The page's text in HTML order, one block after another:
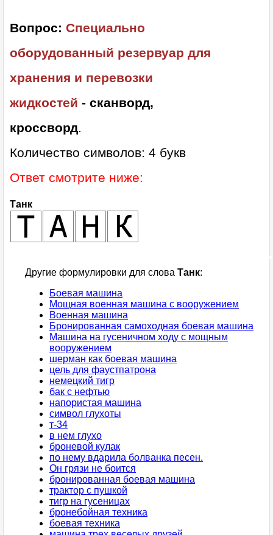
Вопрос: Специально
оборудованный резервуар для
хранения и перевозки
жидкостей - сканворд,
кроссворд.
Количество символов: 4 букв
Ответ смотрите ниже:
Танк
Другие формулировки для слова Танк:
Боевая машина
Мощная военная машина с вооружением
Военная машина
Бронированная самоходная боевая машина
Машина на гусеничном ходу с мощным
вооружением
шерман как боевая машина
цель для фаустпатрона
немецкий тигр
бак с нефтью
напористая машина
символ глухоты
т-34
в нем глухо
броневой кулак
по нему вдарила болванка песен.
Он грязи не боится
бронированная боевая машина
трактор с пушкой
тигр на гусеницах
бронебойная техника
боевая техника